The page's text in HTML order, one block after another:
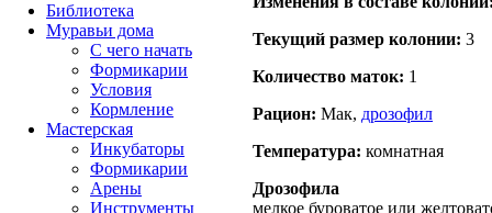
Текущий размер кoлонии: 3
Количество маток: 1
Рацион: Мак, дрозофил
Температура: комнатная
Дрозофила
мелкое буроватое или
Библиотека
Муравьи дома
С чего начать
Формикарии
Условия
Кормление
Мастерская
Инкубаторы
Формикарии
Арены
Инструменты